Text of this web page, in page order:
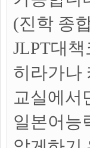
(진학 종
JLPT대
히라가나
교실에서
일본어능